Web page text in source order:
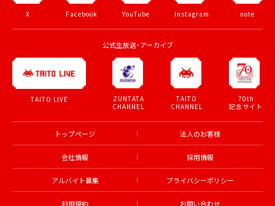
X Facebook YouTube Instagram note
公式生放送・アーカイブ
TAITO LIVE
ZUNTATA
CHANNEL
TAITO
CHANNEL
70th
記念サイト
トップページ 法人のお客様
会社情報 採用情報
アルバイト募集 プライバシーポリシー